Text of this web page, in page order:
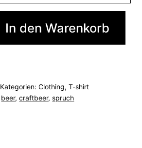
In den Warenkorb
Kategorien:Clothing,T-shirt
beer,craftbeer,spruch